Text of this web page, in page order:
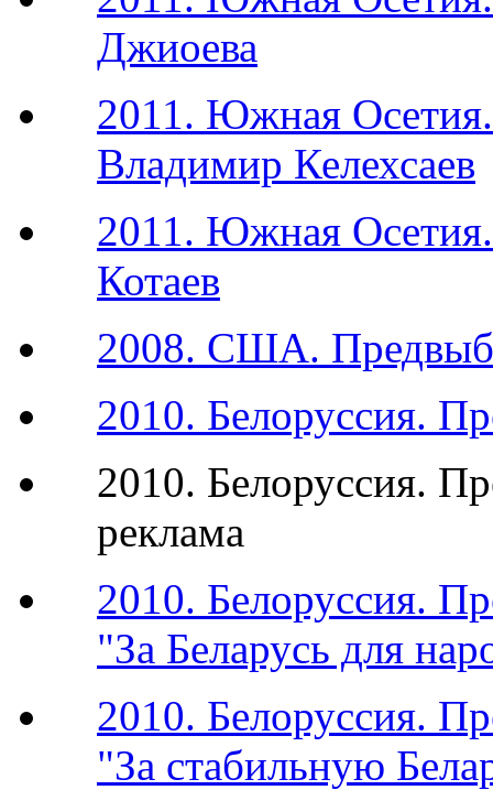
Джиоева
2011. Южная
Владимир Келехсаев
2011. Южная
Котаев
2008. США.
2010. Белоруссия.
2010. Белоруссия.
реклама
2010. Белоруссия.
"За Беларусь для
2010. Белоруссия.
"За стабильную